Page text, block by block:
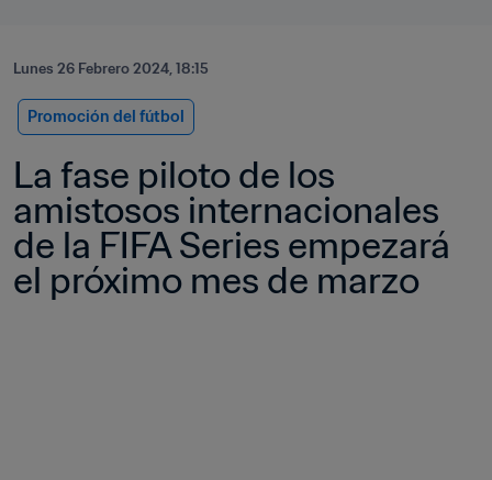
Lunes 26 Febrero 2024, 18:15
Promoción del fútbol
La fase piloto de los
amistosos internacionales
de la FIFA Series empezará
el próximo mes de marzo